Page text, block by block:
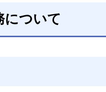
について